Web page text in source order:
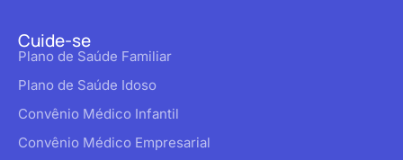
Cuide-se
Plano de Saúde Familiar
Plano de Saúde Idoso
Convênio Médico Infantil
Convênio Médico Empresarial